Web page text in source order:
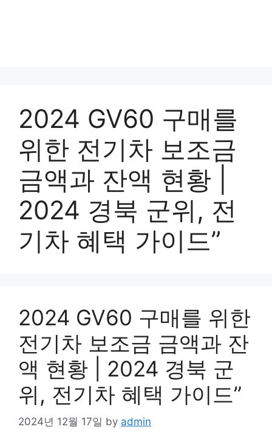
2024 GV60 구매를
위한 전기차 보조금
금액과 잔액 현황 |
2024 경북 군위, 전
기차 혜택 가이드”
2024 GV60 구매를 위한
전기차 보조금 금액과 잔
액 현황 | 2024 경북 군
위, 전기차 혜택 가이드”
2024년 12월 17일 by admin